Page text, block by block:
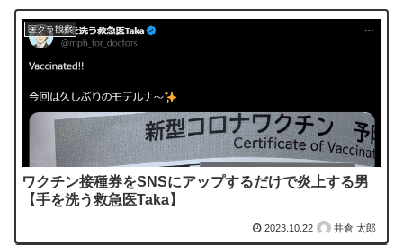
医クラ観察
ワクチン接種券をSNSにアップするだけで炎上する男
【手を洗う救急医Taka】
2023.10.22 井倉 太郎